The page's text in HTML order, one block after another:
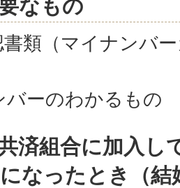
なもの
類（マイナンバ
バーのわかるもの
済組合に加入し
なったとき（